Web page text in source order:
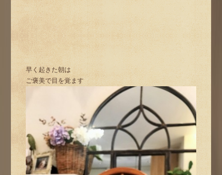
早く起きた朝は
ご褒美で目を覚ます